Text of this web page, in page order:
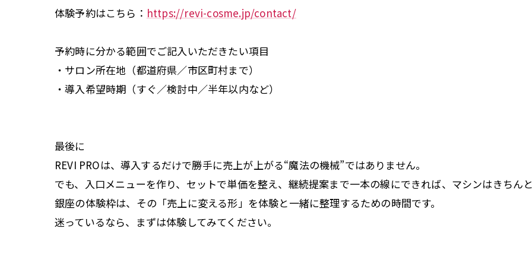
体験予約はこちら： https://revi-cosme.jp/contact/
予約時に分かる範囲でご記入いただきたい項目
・サロン所在地（都道府県／市区町村まで）
・導入希望時期（すぐ／検討中／半年以内など）
最後に
REVI PROは、導入するだけで勝手に売上が上がる“魔法の機械”ではありません。
でも、入口メニューを作り、セットで単価を整え、継続提案まで一本の線にできれば、マシンはきちんと
銀座の体験枠は、その「売上に変える形」を体験と一緒に整理するための時間です。
迷っているなら、まずは体験してみてください。